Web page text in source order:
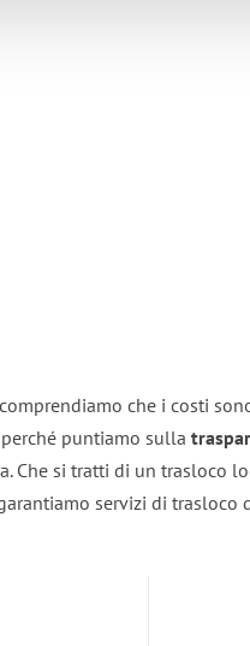
che i costi
puntiamo sulla
Che si tratti di un trasloco
servizi di trasloco